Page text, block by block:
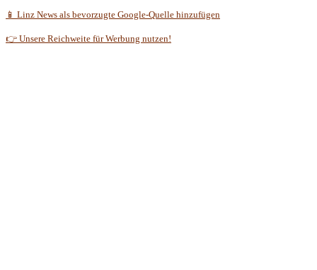
📱 Linz News als bevorzugte Google-Quelle hinzufügen
👉 Unsere Reichweite für Werbung nutzen!